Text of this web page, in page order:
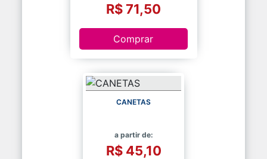
R$ 71,50
Comprar
CANETAS
a partir de:
R$ 45,10